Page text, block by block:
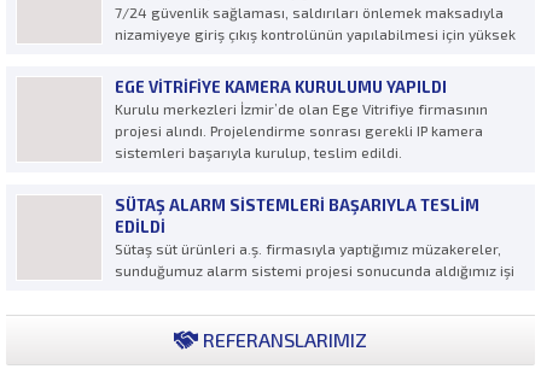
7/24 güvenlik sağlaması, saldırıları önlemek maksadıyla
nizamiyeye giriş çıkış kontrolünün yapılabilmesi için yüksek
A-Life Güvenlik tarafından gerçekleştirilmiştir.
EGE VITRIFIYE KAMERA KURULUMU YAPILDI
Kurulu merkezleri İzmir’de olan Ege Vitrifiye firmasının
projesi alındı. Projelendirme sonrası gerekli IP kamera
sistemleri başarıyla kurulup, teslim edildi.
SÜTAŞ ALARM SISTEMLERI BAŞARIYLA TESLIM
EDILDI
Sütaş süt ürünleri a.ş. firmasıyla yaptığımız müzakereler,
sunduğumuz alarm sistemi projesi sonucunda aldığımız işi
uygulama safhasında bize karşı misavirperver oldukları için
SÜTAŞ SÜT ÜRÜNLERİ A.Ş.’ye teşekkür eder, daha nice
REFERANSLARIMIZ